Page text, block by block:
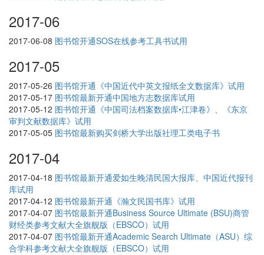
2017-06
2017-06-08 图书馆开通SOS在线参考工具书试用
2017-05
2017-05-26 图书馆开通《中国近代中英文报纸全文数据库》试用
2017-05-17 图书馆最新开通中国地方志数据库试用
2017-05-12 图书馆开通《中国司法档案数据库•江津卷》、《东京
审判文献数据库》试用
2017-05-05 图书馆最新购买剑桥大学出版社理工类电子书
2017-04
2017-04-18 图书馆最新开通爱如生晚清民国大报库、中国近代报刊
库试用
2017-04-12 图书馆最新开通《瀚文民国书库》试用
2017-04-07 图书馆最新开通Business Source Ultimate (BSU)商管
财经类参考文献大全旗舰版（EBSCO）试用
2017-04-07 图书馆最新开通Academic Search Ultimate（ASU）综
合学科参考文献大全旗舰版（EBSCO）试用